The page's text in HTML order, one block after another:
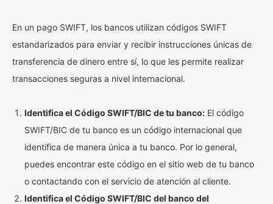
En un pago SWIFT, los bancos utilizan códigos SWIFT
estandarizados para enviar y recibir instrucciones únicas de
transferencia de dinero entre sí, lo que les permite realizar
transacciones seguras a nivel internacional.
Identifica el Código SWIFT/BIC de tu banco: El código
SWIFT/BIC de tu banco es un código internacional que
identifica de manera única a tu banco. Por lo general,
puedes encontrar este código en el sitio web de tu banco
o contactando con el servicio de atención al cliente.
Identifica el Código SWIFT/BIC del banco del